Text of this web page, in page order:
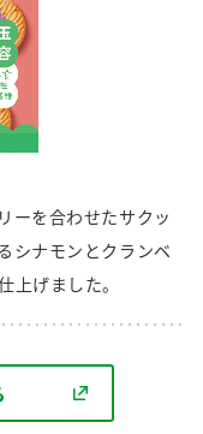
調味酢
ーを合わせたサクッ
シナモンとクランベ
上げました。